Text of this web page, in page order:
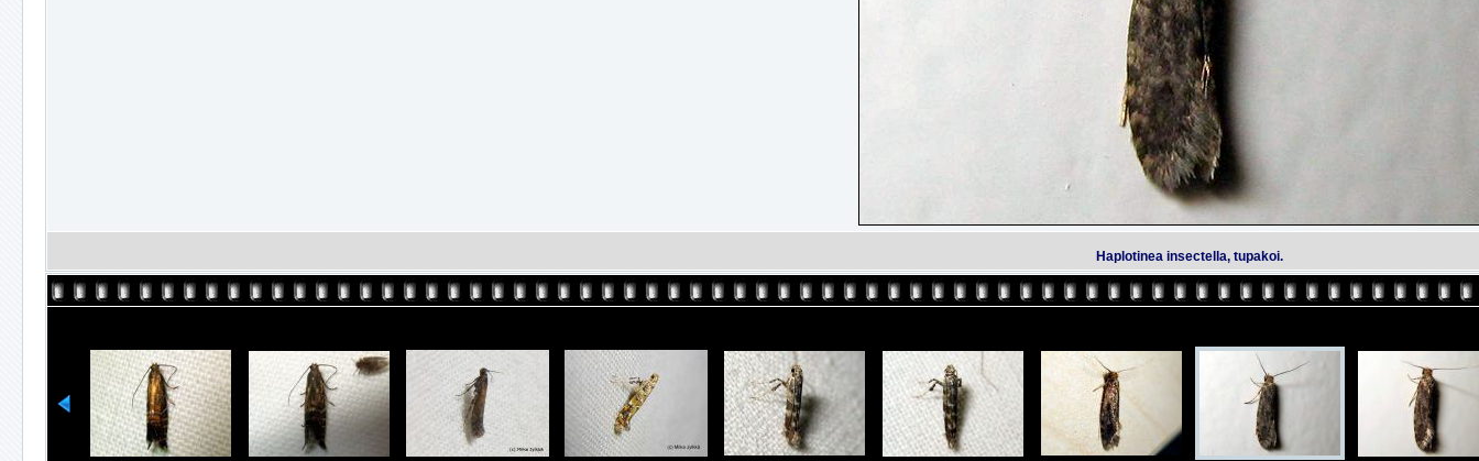
Haplotinea insectella, tupakoi.